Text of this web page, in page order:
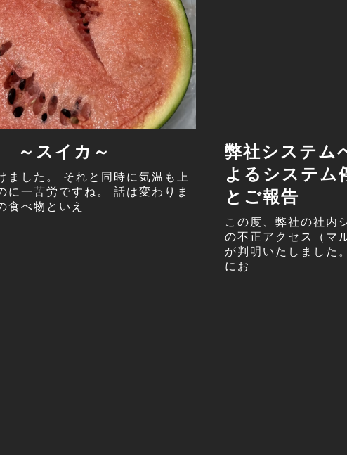
～スイカ～
ました。 それと同時に気温も上
に一苦労ですね。 話は変わりま
食べ物といえ
弊社システム
よるシステム
とご報告
この度、弊社の社内
の不正アクセス（マ
が判明いたしました
にお